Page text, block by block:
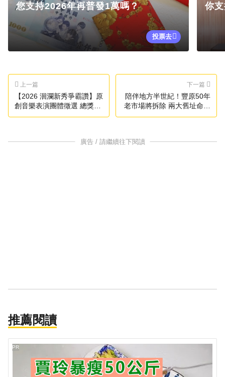
您支持2026年再普發1萬嗎？
投票去
你
上一篇
【2026 洄瀾新秀爭霸讚】原
創音樂表演團體徵選 總獎金
45萬元 下一個金曲獎得主就
下一篇
陪伴地方半世紀！豐原50年
老市場將拆除 兩大舊址命運
曝光
廣告 / 請繼續往下閱讀
推薦閱讀
PR